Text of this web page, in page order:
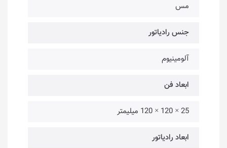
مس
جنس رادیاتور
آلومینیوم
ابعاد فن
25 × 120 × 120 میلیمتر
ابعاد رادیاتور